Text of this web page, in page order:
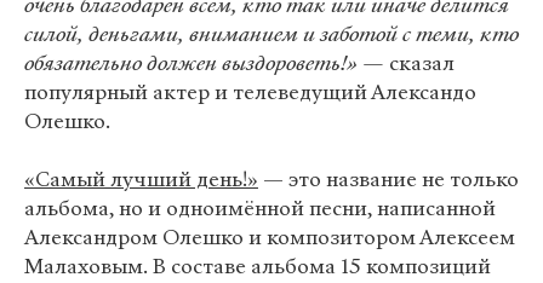
силой, деньгами, вниманием и заботой с теми, кто
обязательно должен выздороветь!» — сказал
популярный актер и телеведущий Александо
Олешко.
«Самый лучший день!» — это название не только
альбома, но и одноимённой песни, написанной
Александром Олешко и композитором Алексеем
Малаховым. В составе альбома 15 композиций